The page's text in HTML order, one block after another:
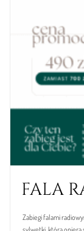
FALA
Zabiegi falami